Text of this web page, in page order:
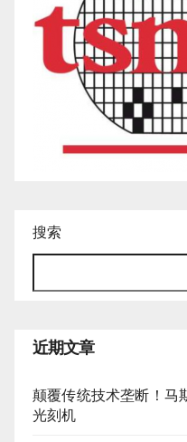
搜索
近期文章
颠覆传统技术垄断！马
光刻机